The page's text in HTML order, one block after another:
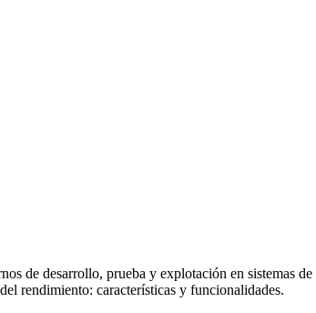
de desarrollo, prueba y explotación en sistemas
rendimiento: características y funcionalidades.